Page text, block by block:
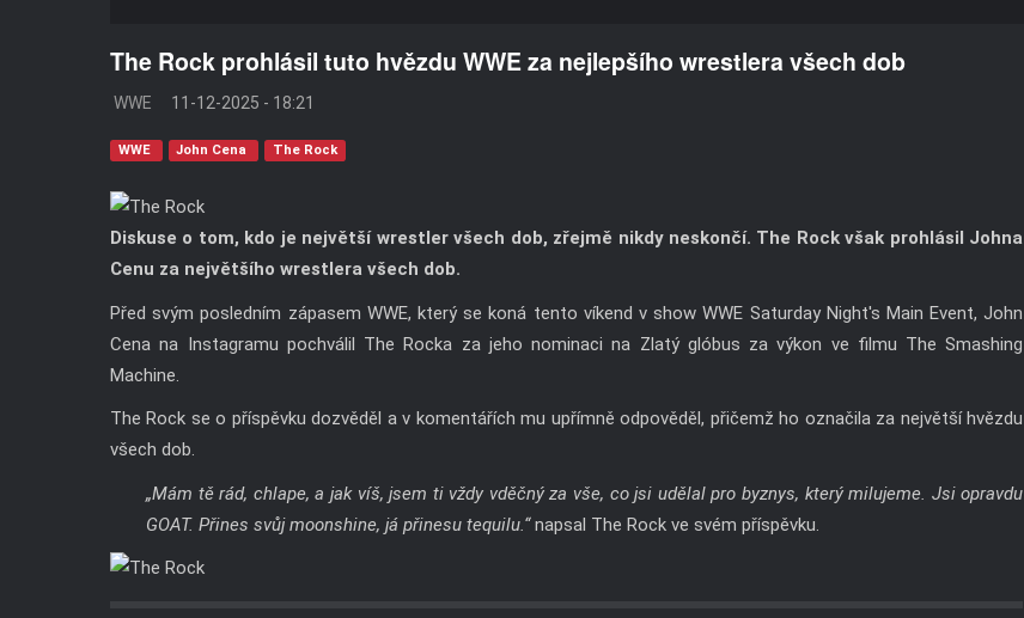
The Rock prohlásil tuto hvězdu WWE za nejlepšího wrestlera všech dob
WWE 11-12-2025 - 18:21
WWE John Cena The Rock
Diskuse o tom, kdo je největší wrestler všech dob, zřejmě nikdy neskončí. The Rock však prohlásil Johna
Cenu za největšího wrestlera všech dob.
Před svým posledním zápasem WWE, který se koná tento víkend v show WWE Saturday Night's Main Event, John
Cena na Instagramu pochválil The Rocka za jeho nominaci na Zlatý glóbus za výkon ve filmu The Smashing
Machine.
The Rock se o příspěvku dozvěděl a v komentářích mu upřímně odpověděl, přičemž ho označila za největší hvězdu
všech dob.
„Mám tě rád, chlape, a jak víš, jsem ti vždy vděčný za vše, co jsi udělal pro byznys, který milujeme. Jsi opravdu
GOAT. Přines svůj moonshine, já přinesu tequilu.“napsal The Rock ve svém příspěvku.